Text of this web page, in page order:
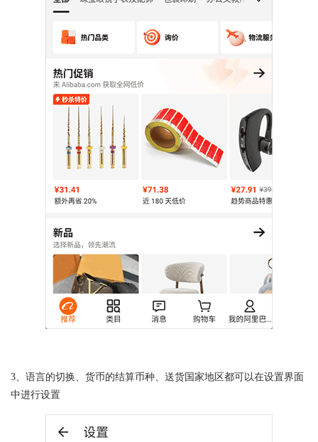
3、语言的切换、货币的结算币种、送货国家地区都可以在设置界面
中进行设置